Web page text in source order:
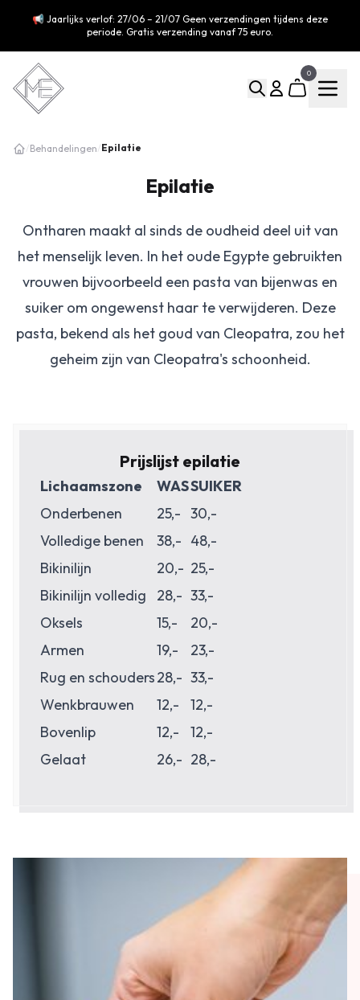
📢 Jaarlijks verlof: 27/06 – 21/07 Geen verzendingen tijdens deze
periode. Gratis verzending vanaf 75 euro.
0
/ Behandelingen/ Epilatie
Epilatie
Ontharen maakt al sinds de oudheid deel uit van
het menselijk leven. In het oude Egypte gebruikten
vrouwen bijvoorbeeld een pasta van bijenwas en
suiker om ongewenst haar te verwijderen. Deze
pasta, bekend als het goud van Cleopatra, zou het
geheim zijn van Cleopatra's schoonheid.
Prijslijst epilatie
Lichaamszone WASSUIKER
Onderbenen
25,- 30,-
Volledige benen
38,- 48,-
Bikinilijn
20,- 25,-
Bikinilijn volledig
28,- 33,-
Oksels
15,-
20,-
Armen
19,-
23,-
Rug en schouders28,- 33,-
Wenkbrauwen
12,-
12,-
Bovenlip
12,-
12,-
Gelaat
26,- 28,-